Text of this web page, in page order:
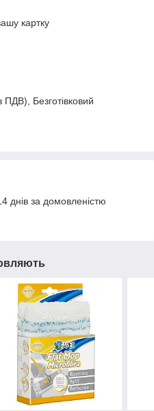
картку
ПДВ), Безготівковий
днів за домовленістю